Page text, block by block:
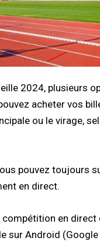
2024, plusieurs
acheter vos
ou le virage,
pouvez toujours
en direct.
compétition en
sur Android